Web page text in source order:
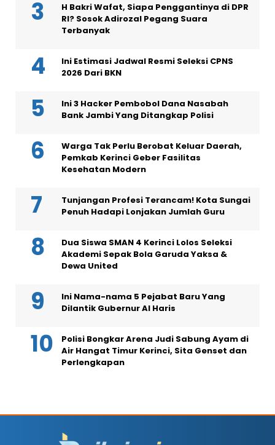
H Bakri Wafat, Siapa Penggantinya di DPR
RI? Sosok Adirozal Pegang Suara
Terbanyak
Ini Estimasi Jadwal Resmi Seleksi CPNS
2026 Dari BKN
Ini 3 Hacker Pembobol Dana Nasabah
Bank Jambi Yang Ditangkap Polisi
Warga Tak Perlu Berobat Keluar Daerah,
Pemkab Kerinci Geber Fasilitas
Kesehatan Modern
Tunjangan Profesi Terancam! Kota Sungai
Penuh Hadapi Lonjakan Jumlah Guru
Dua Siswa SMAN 4 Kerinci Lolos Seleksi
Akademi Sepak Bola Garuda Yaksa &
Dewa United
Ini Nama-nama 5 Pejabat Baru Yang
Dilantik Gubernur Al Haris
Polisi Bongkar Arena Judi Sabung Ayam di
Air Hangat Timur Kerinci, Sita Genset dan
Perlengkapan